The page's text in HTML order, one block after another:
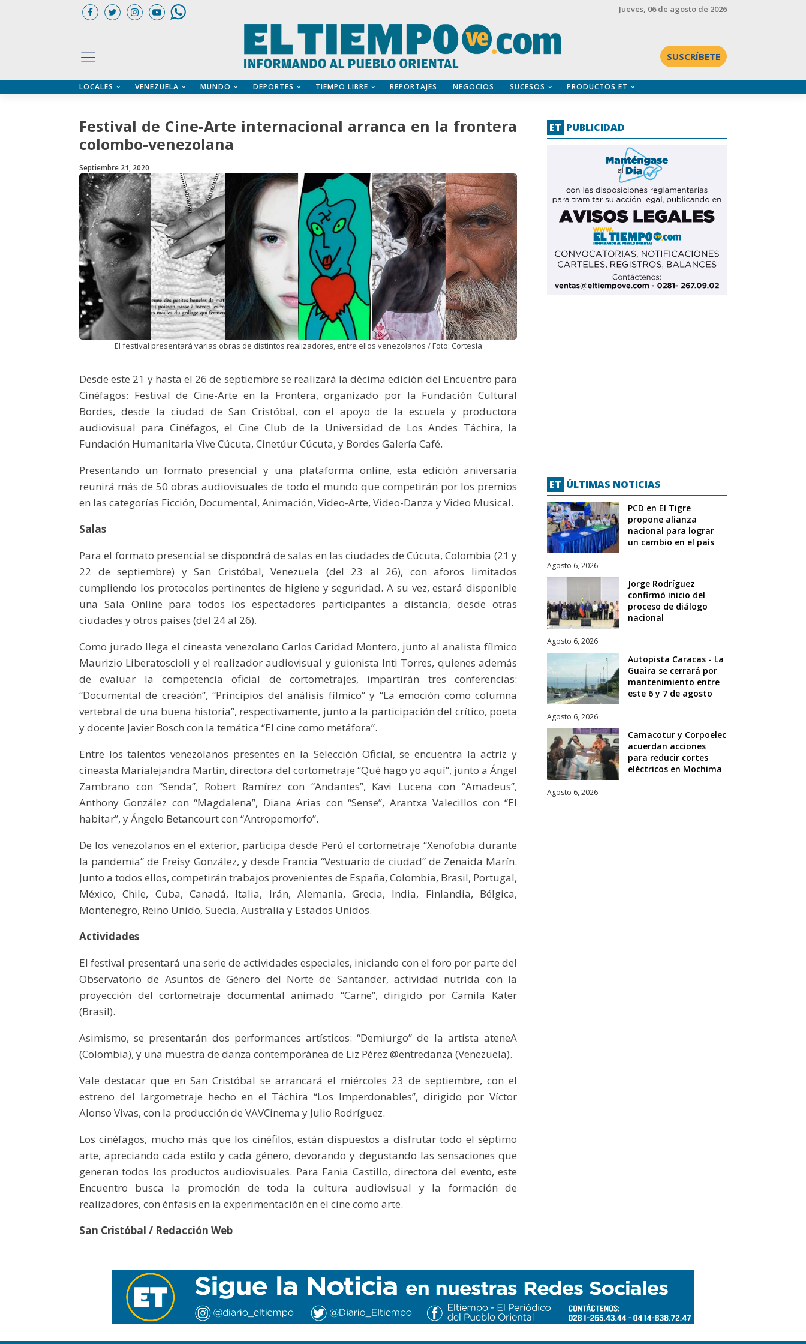
Jueves, 06 de agosto de 2026
SUSCRÍBETE
LOCALES VENEZUELA MUNDO DEPORTES TIEMPO LIBRE REPORTAJES NEGOCIOS SUCESOS PRODUCTOS ET
Festival de Cine-Arte internacional arranca en la frontera
colombo-venezolana
Septiembre 21, 2020
El festival presentará varias obras de distintos realizadores, entre ellos venezolanos / Foto: Cortesía
Desde este 21 y hasta el 26 de septiembre se realizará la décima edición del Encuentro para
Cinéfagos: Festival de Cine-Arte en la Frontera, organizado por la Fundación Cultural
Bordes, desde la ciudad de San Cristóbal, con el apoyo de la escuela y productora
audiovisual para Cinéfagos, el Cine Club de la Universidad de Los Andes Táchira, la
Fundación Humanitaria Vive Cúcuta, Cinetúur Cúcuta, y Bordes Galería Café.
Presentando un formato presencial y una plataforma online, esta edición aniversaria
reunirá más de 50 obras audiovisuales de todo el mundo que competirán por los premios
en las categorías Ficción, Documental, Animación, Video-Arte, Video-Danza y Video Musical.
Salas
Para el formato presencial se dispondrá de salas en las ciudades de Cúcuta, Colombia (21 y
22 de septiembre) y San Cristóbal, Venezuela (del 23 al 26), con aforos limitados
cumpliendo los protocolos pertinentes de higiene y seguridad. A su vez, estará disponible
una Sala Online para todos los espectadores participantes a distancia, desde otras
ciudades y otros países (del 24 al 26).
Como jurado llega el cineasta venezolano Carlos Caridad Montero, junto al analista fílmico
Maurizio Liberatoscioli y el realizador audiovisual y guionista Inti Torres, quienes además
de evaluar la competencia oficial de cortometrajes, impartirán tres conferencias:
“Documental de creación”, “Principios del análisis fílmico” y “La emoción como columna
vertebral de una buena historia”, respectivamente, junto a la participación del crítico, poeta
y docente Javier Bosch con la temática “El cine como metáfora”.
Entre los talentos venezolanos presentes en la Selección Oficial, se encuentra la actriz y
cineasta Marialejandra Martin, directora del cortometraje “Qué hago yo aquí”, junto a Ángel
Zambrano con “Senda”, Robert Ramírez con “Andantes”, Kavi Lucena con “Amadeus”,
Anthony González con “Magdalena”, Diana Arias con “Sense”, Arantxa Valecillos con “El
habitar”, y Ángelo Betancourt con “Antropomorfo”.
De los venezolanos en el exterior, participa desde Perú el cortometraje “Xenofobia durante
la pandemia” de Freisy González, y desde Francia “Vestuario de ciudad” de Zenaida Marín.
Junto a todos ellos, competirán trabajos provenientes de España, Colombia, Brasil, Portugal,
México, Chile, Cuba, Canadá, Italia, Irán, Alemania, Grecia, India, Finlandia, Bélgica,
Montenegro, Reino Unido, Suecia, Australia y Estados Unidos.
Actividades
El festival presentará una serie de actividades especiales, iniciando con el foro por parte del
Observatorio de Asuntos de Género del Norte de Santander, actividad nutrida con la
proyección del cortometraje documental animado “Carne”, dirigido por Camila Kater
(Brasil).
Asimismo, se presentarán dos performances artísticos: “Demiurgo” de la artista ateneA
(Colombia), y una muestra de danza contemporánea de Liz Pérez @entredanza (Venezuela).
Vale destacar que en San Cristóbal se arrancará el miércoles 23 de septiembre, con el
estreno del largometraje hecho en el Táchira “Los Imperdonables”, dirigido por Víctor
Alonso Vivas, con la producción de VAVCinema y Julio Rodríguez.
Los cinéfagos, mucho más que los cinéfilos, están dispuestos a disfrutar todo el séptimo
arte, apreciando cada estilo y cada género, devorando y degustando las sensaciones que
generan todos los productos audiovisuales. Para Fania Castillo, directora del evento, este
Encuentro busca la promoción de toda la cultura audiovisual y la formación de
realizadores, con énfasis en la experimentación en el cine como arte.
San Cristóbal / Redacción Web
ET PUBLICIDAD
ET ÚLTIMAS NOTICIAS
PCD en El Tigre
propone alianza
nacional para lograr
un cambio en el país
Agosto 6, 2026
Jorge Rodríguez
confirmó inicio del
proceso de diálogo
nacional
Agosto 6, 2026
Autopista Caracas - La
Guaira se cerrará por
mantenimiento entre
este 6 y 7 de agosto
Agosto 6, 2026
Camacotur y Corpoelec
acuerdan acciones
para reducir cortes
eléctricos en Mochima
Agosto 6, 2026